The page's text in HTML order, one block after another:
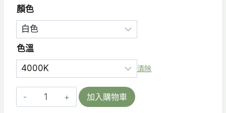
顏色
色溫
清除
ARC-
L
加入購物車